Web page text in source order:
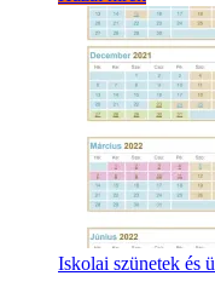
Iskolai szünetek és